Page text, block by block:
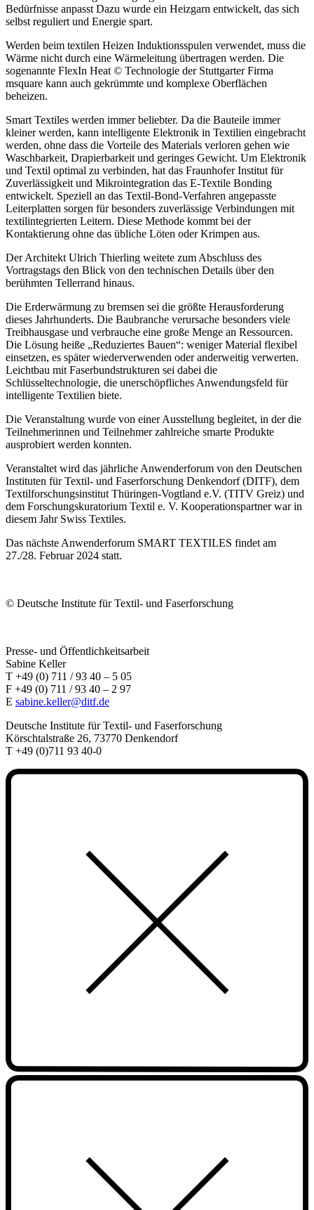
Bedürfnisse anpasst Dazu wurde ein Heizgarn entwickelt, das sich
selbst reguliert und Energie spart.
Werden beim textilen Heizen Induktionsspulen verwendet, muss die
Wärme nicht durch eine Wärmeleitung übertragen werden. Die
sogenannte FlexIn Heat © Technologie der Stuttgarter Firma
msquare kann auch gekrümmte und komplexe Oberflächen
beheizen.
Smart Textiles werden immer beliebter. Da die Bauteile immer
kleiner werden, kann intelligente Elektronik in Textilien eingebracht
werden, ohne dass die Vorteile des Materials verloren gehen wie
Waschbarkeit, Drapierbarkeit und geringes Gewicht. Um Elektronik
und Textil optimal zu verbinden, hat das Fraunhofer Institut für
Zuverlässigkeit und Mikrointegration das E-Textile Bonding
entwickelt. Speziell an das Textil-Bond-Verfahren angepasste
Leiterplatten sorgen für besonders zuverlässige Verbindungen mit
textilintegrierten Leitern. Diese Methode kommt bei der
Kontaktierung ohne das übliche Löten oder Krimpen aus.
Der Architekt Ulrich Thierling weitete zum Abschluss des
Vortragstags den Blick von den technischen Details über den
berühmten Tellerrand hinaus.
Die Erderwärmung zu bremsen sei die größte Herausforderung
dieses Jahrhunderts. Die Baubranche verursache besonders viele
Treibhausgase und verbrauche eine große Menge an Ressourcen.
Die Lösung heiße „Reduziertes Bauen“: weniger Material flexibel
einsetzen, es später wiederverwenden oder anderweitig verwerten.
Leichtbau mit Faserbundstrukturen sei dabei die
Schlüsseltechnologie, die unerschöpfliches Anwendungsfeld für
intelligente Textilien biete.
Die Veranstaltung wurde von einer Ausstellung begleitet, in der die
Teilnehmerinnen und Teilnehmer zahlreiche smarte Produkte
ausprobiert werden konnten.
Veranstaltet wird das jährliche Anwenderforum von den Deutschen
Instituten für Textil- und Faserforschung Denkendorf (DITF), dem
Textilforschungsinstitut Thüringen-Vogtland e.V. (TITV Greiz) und
dem Forschungskuratorium Textil e. V. Kooperationspartner war in
diesem Jahr Swiss Textiles.
Das nächste Anwenderforum SMART TEXTILES findet am
27./28. Februar 2024 statt.
© Deutsche Institute für Textil- und Faserforschung
Presse- und Öffentlichkeitsarbeit
Sabine Keller
T +49 (0) 711 / 93 40 – 5 05
F +49 (0) 711 / 93 40 – 2 97
E sabine.keller@ditf.de
Deutsche Institute für Textil- und Faserforschung
Körschtalstraße 26, 73770 Denkendorf
T +49 (0)711 93 40-0